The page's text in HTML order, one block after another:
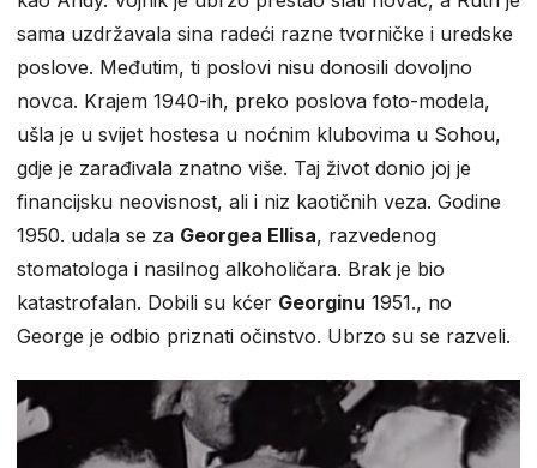
sama uzdržavala sina radeći razne tvorničke i uredske
poslove. Međutim, ti poslovi nisu donosili dovoljno
novca. Krajem 1940-ih, preko poslova foto-modela,
ušla je u svijet hostesa u noćnim klubovima u Sohou,
gdje je zarađivala znatno više. Taj život donio joj je
financijsku neovisnost, ali i niz kaotičnih veza. Godine
1950. udala se za Georgea Ellisa, razvedenog
stomatologa i nasilnog alkoholičara. Brak je bio
katastrofalan. Dobili su kćer Georginu 1951., no
George je odbio priznati očinstvo. Ubrzo su se razveli.